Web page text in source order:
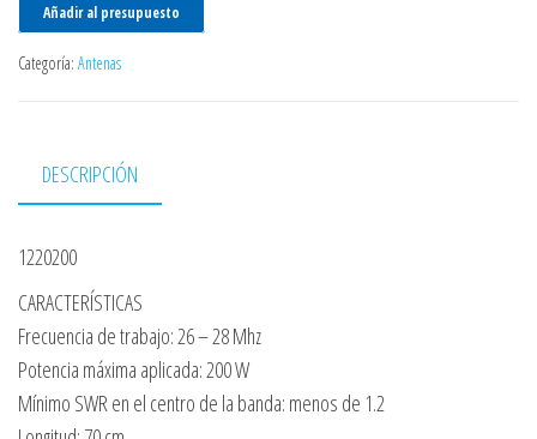
Añadir al presupuesto
Categoría: Antenas
DESCRIPCIÓN
1220200
CARACTERÍSTICAS
Frecuencia de trabajo: 26 – 28 Mhz
Potencia máxima aplicada: 200 W
Mínimo SWR en el centro de la banda: menos de 1.2